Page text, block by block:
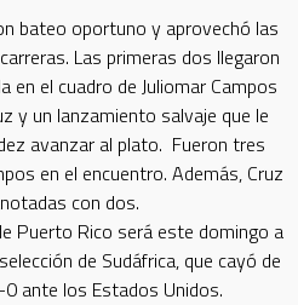
bateo oportuno y aprovechó las
Las primeras dos llegaron
en el cuadro de Juliomar Campos
y un lanzamiento salvaje que le
avanzar al plato. Fueron tres
en el encuentro. Además, Cruz
con dos.
Puerto Rico será este domingo a
de Sudáfrica, que cayó de
ante los Estados Unidos.